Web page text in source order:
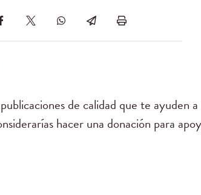
de calidad que te ayuden
hacer una donación para